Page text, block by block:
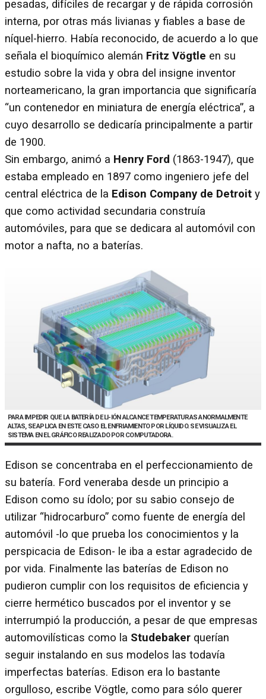
pesadas, difíciles de recargar y de rápida corrosión
interna, por otras más livianas y fiables a base de
níquel-hierro. Había reconocido, de acuerdo a lo que
señala el bioquímico alemán Fritz Vögtle en su
estudio sobre la vida y obra del insigne inventor
norteamericano, la gran importancia que significaría
“un contenedor en miniatura de energía eléctrica”, a
cuyo desarrollo se dedicaría principalmente a partir
de 1900.
Sin embargo, animó a Henry Ford (1863-1947), que
estaba empleado en 1897 como ingeniero jefe del
central eléctrica de la Edison Company de Detroit y
que como actividad secundaria construía
automóviles, para que se dedicara al automóvil con
motor a nafta, no a baterías.
PARA IMPEDIR QUE LA BATERÍA DE LI-IÓN ALCANCE TEMPERATURAS ANORMALMENTE
ALTAS, SE APLICA EN ESTE CASO EL ENFRIAMIENTO POR LÍQUIDO. SE VISUALIZA EL
SISTEMA EN EL GRÁFICO REALIZADO POR COMPUTADORA.
Edison se concentraba en el perfeccionamiento de
su batería. Ford veneraba desde un principio a
Edison como su ídolo; por su sabio consejo de
utilizar “hidrocarburo” como fuente de energía del
automóvil -lo que prueba los conocimientos y la
perspicacia de Edison- le iba a estar agradecido de
por vida. Finalmente las baterías de Edison no
pudieron cumplir con los requisitos de eficiencia y
cierre hermético buscados por el inventor y se
interrumpió la producción, a pesar de que empresas
automovilísticas como la Studebaker querían
seguir instalando en sus modelos las todavía
imperfectas baterías. Edison era lo bastante
orgulloso, escribe Vögtle, como para sólo querer